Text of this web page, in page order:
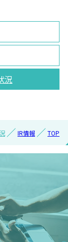
況
TOP
IR情報